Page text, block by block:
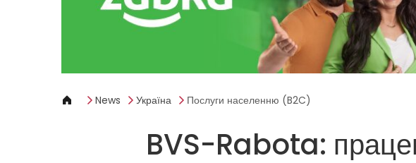
News Україна Послуги населенню (B2C)
BVS-Rabota: